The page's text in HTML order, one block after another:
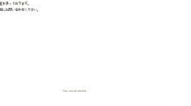
承っております。
にお問い合わせください。
Our social media